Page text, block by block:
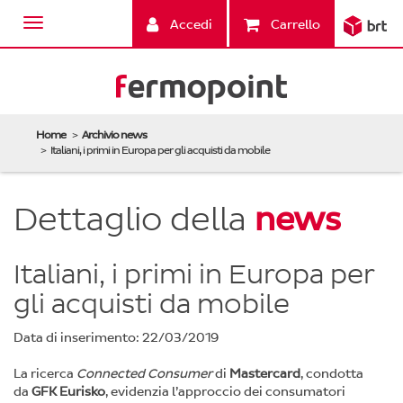
Accedi Carrello
Home
Archivio news
Italiani, i primi in Europa per gli acquisti da mobile
Dettaglio della news
Italiani, i primi in Europa per
gli acquisti da mobile
Data di inserimento: 22/03/2019
La ricerca Connected Consumerdi Mastercard, condotta
da GFK Eurisko, evidenzia l’approccio dei consumatori